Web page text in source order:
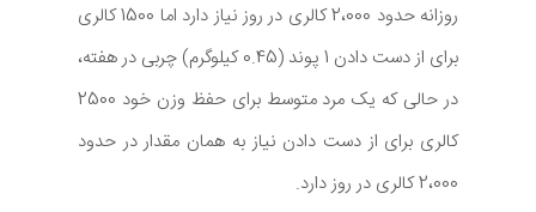
روزانه حدود 2،000 کالری در روز نیاز دارد اما 1500 کالری
برای از دست دادن 1 پوند (0.45 کیلوگرم) چربی در هفته،
در حالی که یک مرد متوسط برای حفظ وزن خود 2500
کالری برای از دست دادن نیاز به همان مقدار در حدود
2،000 کالری در روز دارد.